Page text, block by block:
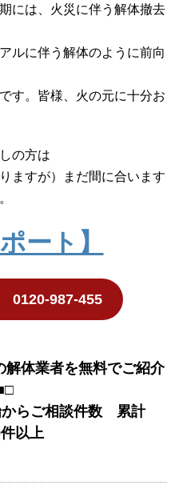
には、火災に伴う解体撤去
ルに伴う解体のように前向
す。皆様、火の元に十分お
の方は
ますが）まだ間に合います
ート】
0120-987-455
体業者を無料でご紹介
からご相談件数 累計
以上